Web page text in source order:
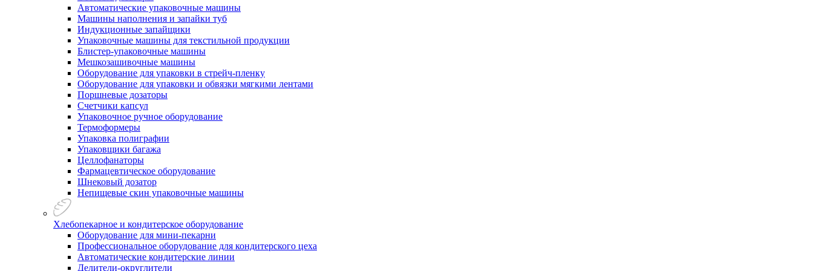
Автоматические упаковочные машины
Машины наполнения и запайки туб
Индукционные запайщики
Упаковочные машины для текстильной продукции
Блистер-упаковочные машины
Мешкозашивочные машины
Оборудование для упаковки в стрейч-пленку
Оборудование для упаковки и обвязки мягкими лентами
Поршневые дозаторы
Счетчики капсул
Упаковочное ручное оборудование
Термоформеры
Упаковка полиграфии
Упаковщики багажа
Целлофанаторы
Фармацевтическое оборудование
Шнековый дозатор
Непищевые скин упаковочные машины
Хлебопекарное и кондитерское оборудование
Оборудование для мини-пекарни
Профессиональное оборудование для кондитерского цеха
Автоматические кондитерские линии
Делители-округлители